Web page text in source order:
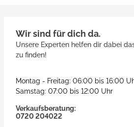
Wir sind für dich da.
Unsere Experten helfen dir dabei
zu finden!
Montag - Freitag: 06:00 bis 16:00
Samstag: 07:00 bis 12:00 Uhr
Verkaufsberatung:
0720 204022